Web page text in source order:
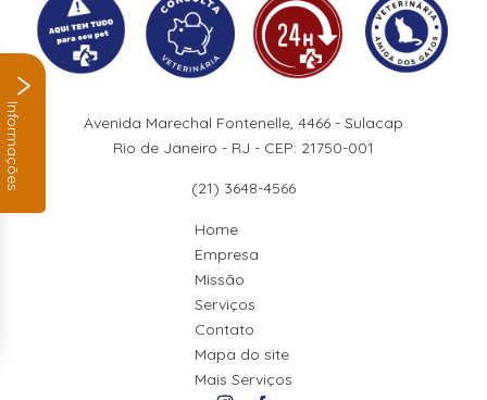
Avenida Marechal Fontenelle, 4466 - Sulacap
Rio de Janeiro - RJ - CEP: 21750-001
(21) 3648-4566
Home
Empresa
Missão
Serviços
Contato
Mapa do site
Mais Serviços
Informações